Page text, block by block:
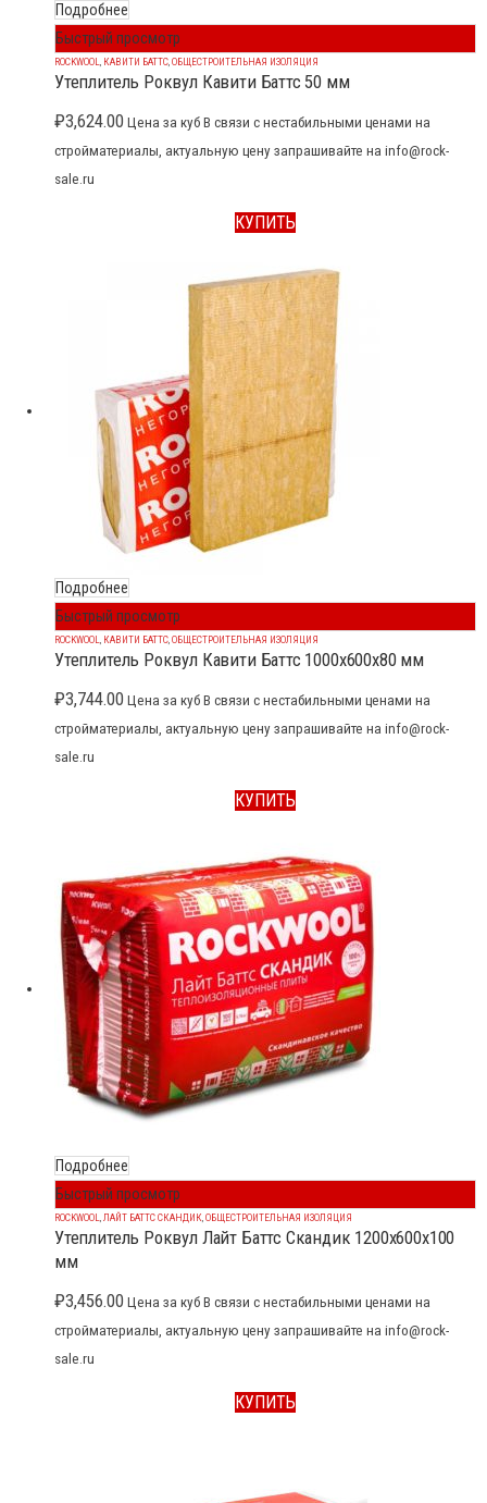
Подробнее
Быстрый просмотр
ROCKWOOL, КАВИТИ БАТТС,ОБЩЕСТРОИТЕЛЬНАЯ ИЗОЛЯЦИЯ
Утеплитель Роквул Кавити Баттс 50 мм
₽3,624.00 Цена за куб В связи с нестабильными ценами на
стройматериалы, актуальную цену запрашивайте на info@rock-
sale.ru
КУПИТЬ
Подробнее
Быстрый просмотр
ROCKWOOL КАВИТИ БАТТС ОБЩЕСТРОИТЕЛЬНАЯ ИЗОЛЯЦИЯ
Утеплитель Роквул Кавити Баттс 1000x600x80 мм
₽3,744.00 Цена за куб В связи с нестабильными ценами на
стройматериалы, актуальную цену запрашивайте на info@rock-
sale.ru
КУПИТЬ
Подробнее
Быстрый просмотр
ROCKWOOL ЛАЙТ БАТТС СКАНДИК ОБЩЕСТРОИТЕЛЬНАЯ ИЗОЛЯЦИЯ
Утеплитель Роквул Лайт Баттс Скандик 1200x600x100
мм
₽3,456.00 Цена за куб В связи с нестабильными ценами на
стройматериалы, актуальную цену запрашивайте на info@rock-
sale.ru
КУПИТЬ